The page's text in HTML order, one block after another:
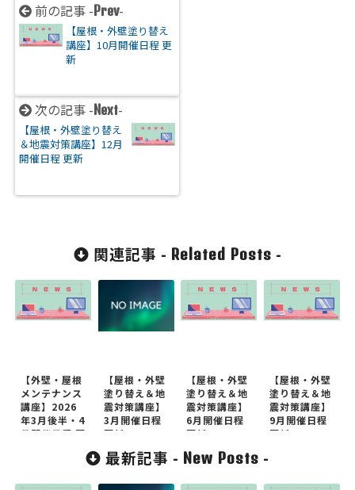
前の記事 - Prev-
【屋根・外壁塗り替え
講座】10月開催日程 更
新
次の記事 - Next-
【屋根・外壁塗り替え
＆地震対策講座】12月
開催日程 更新
関連記事 - Related Posts -
【外壁・屋根
メンテナンス
講座】2026
年3月後半・4
月開催日程 更
【屋根・外壁
塗り替え＆地
震対策講座】
3月開催日程
更新
【屋根・外壁
塗り替え＆地
震対策講座】
6月開催日程
更新
【屋根・外壁
塗り替え＆地
震対策講座】
9月開催日程
更新
最新記事 - New Posts -